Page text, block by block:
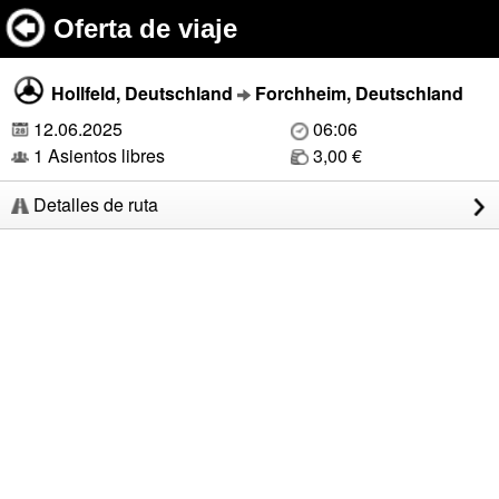
Oferta de viaje
Hollfeld, Deutschland
Forchheim, Deutschland
12.06.2025
06:06
1 Asientos libres
3,00 €
Detalles de ruta